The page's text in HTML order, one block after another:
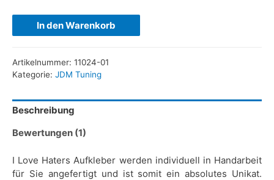
In den Warenkorb
Artikelnummer: 11024-01
Kategorie: JDM Tuning
Beschreibung
Bewertungen (1)
I Love Haters Aufkleber werden individuell in Handarbeit
für Sie angefertigt und ist somit ein absolutes Unikat.